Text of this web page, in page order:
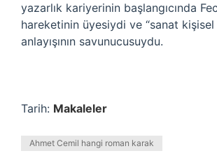
yazarlık kariyerinin başlangıcında
hareketinin üyesiydi ve “sanat kişisel
anlayışının savunucusuydu.
Tarih: Makaleler
Ahmet Cemil hangi roman karak